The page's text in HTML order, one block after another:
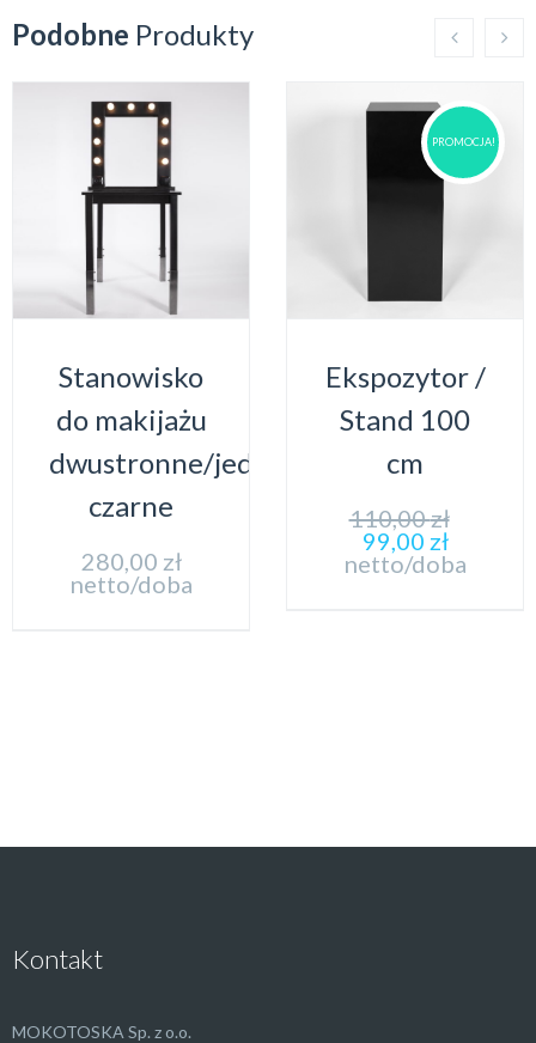
Podobne Produkty
Stanowisko
do makijażu
dwustronne/jednostronne
czarne
280,00 zł
netto/doba
PROMOCJA!
Ekspozytor /
Stand 100
cm
110,00zł
99,00 zł
netto/doba
Kontakt
MOKOTOSKA Sp. z o.o.